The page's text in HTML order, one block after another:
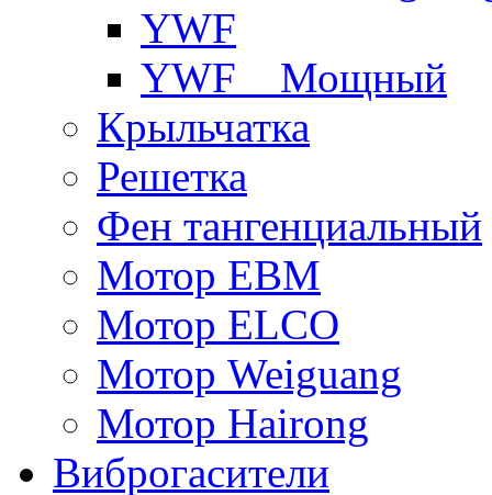
YWF
YWF _ Мощный
Крыльчатка
Решетка
Фен тангенциальный
Мотор EBM
Мотор ELCO
Мотор Weiguang
Мотор Hairong
Виброгасители